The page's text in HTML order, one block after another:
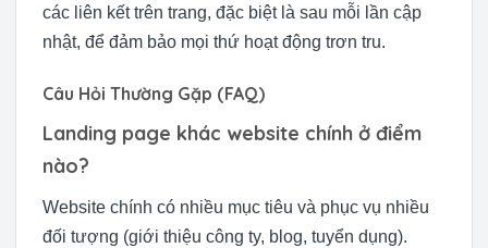
các liên kết trên trang, đặc biệt là sau mỗi lần cập
nhật, để đảm bảo mọi thứ hoạt động trơn tru.
Câu Hỏi Thường Gặp (FAQ)
Landing page khác website chính ở điểm
nào?
Website chính có nhiều mục tiêu và phục vụ nhiều
đối tượng (giới thiệu công ty, blog, tuyển dụng).